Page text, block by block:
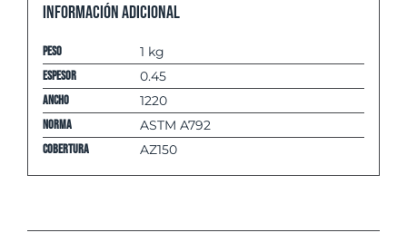
Información adicional
Peso 1 kg
espesor 0.45
Ancho 1220
Norma ASTM A792
Cobertura AZ150